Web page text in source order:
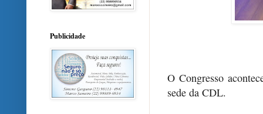
O Congresso
sede da CDL.
Publicidade